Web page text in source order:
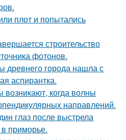
плот и попытались
строительство
фотонов.
древнего города нашла с
аспирантка.
когда волны
направлений.
глаз после выстрела
приморье.